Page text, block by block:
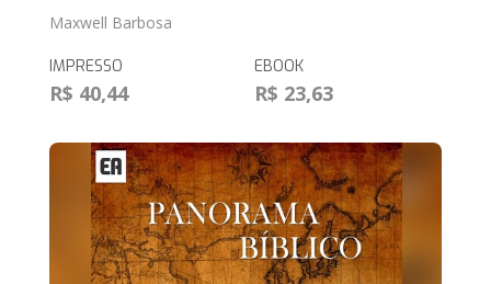
Maxwell Barbosa
IMPRESSO
R$ 40,44
EBOOK
R$ 23,63